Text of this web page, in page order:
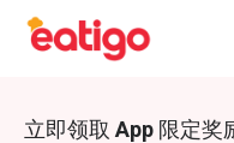
立即领取 App 限定奖